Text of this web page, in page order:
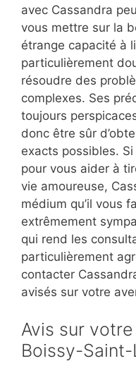
avec Cassandra
vous mettre sur la
étrange capacité à
particulièrement
résoudre des
complexes. Ses
toujours
donc être sûr
exacts possibles. Si
pour vous aider à
vie amoureuse,
médium qu’il vous
extrêmement
qui rend les
particulièrement
contacter
avisés sur votre
Avis sur
Boissy-